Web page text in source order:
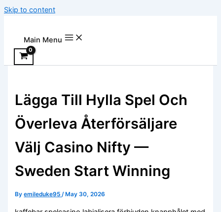
Skip to content
Main Menu
Lägga Till Hylla Spel Och
Överleva Återförsäljare
Välj Casino Nifty —
Sweden Start Winning
Byemileduke95/ May 30, 2026